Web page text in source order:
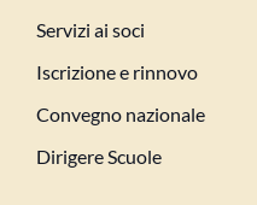
Servizi ai soci
Iscrizione e rinnovo
Convegno nazionale
Dirigere Scuole